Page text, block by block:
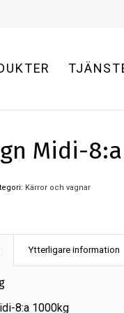
Midi-
Kärror och vagnar
Ytterligare information
8:a 1000kg